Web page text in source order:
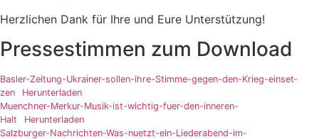
Herzlichen Dank für Ihre und Eure Unterstützung!
Pressestimmen zum Download
Basler-Zeitung-Ukrainer-sol­len-ihre-Stimme-gegen-den-Krieg-ein­set­
zen
Herunterladen
Muenchner-Merkur-Musik-ist-wich­tig-fuer-den-inne­ren-
Halt
Herunterladen
Salzburger-Nachrichten-Was-nuetzt-ein-Liederabend-im-